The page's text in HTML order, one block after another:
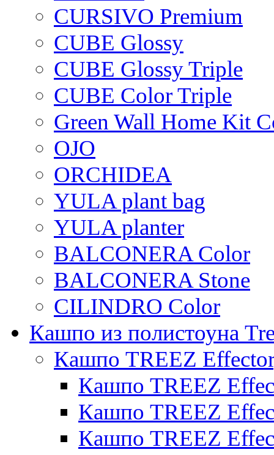
CURSIVO Premium
CUBE Glossy
CUBE Glossy Triple
CUBE Color Triple
Green Wall Home Kit
OJO
ORCHIDEA
YULA plant bag
YULA planter
BALCONERA Color
BALCONERA Stone
CILINDRO Color
Кашпо из полистоуна
Кашпо TREEZ
Кашпо TREEZ
Кашпо TREEZ
Кашпо TREEZ